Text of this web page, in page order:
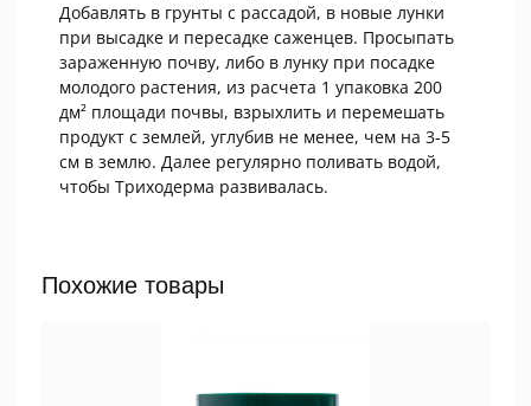
Добавлять в грунты с рассадой, в новые лунки
при высадке и пересадке саженцев. Просыпать
зараженную почву, либо в лунку при посадке
молодого растения, из расчета 1 упаковка 200
дм² площади почвы, взрыхлить и перемешать
продукт с землей, углубив не менее, чем на 3-5
см в землю. Далее регулярно поливать водой,
чтобы Триходерма развивалась.
Похожие товары